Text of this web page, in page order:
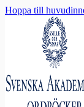
Hoppa till